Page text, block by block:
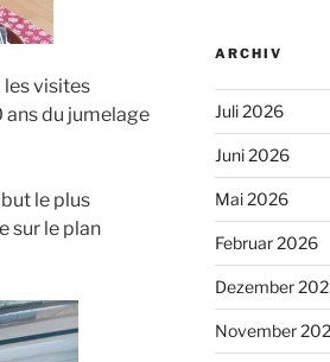
les visites
du jumelage
le plus
sur le plan
ARCHIV
Juli 2026
Juni 2026
Mai 2026
Februar 2026
Dezember
November